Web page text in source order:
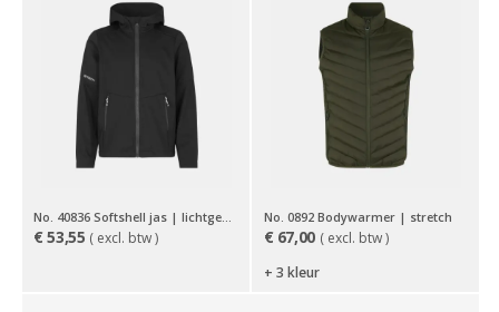
No. 40836 Softshell jas | lichtgewicht| kinderen
€53,55 ( excl. btw )
No. 0892 Bodywarmer | stretch
€ 67,00 ( excl. btw )
+ 3 kleur